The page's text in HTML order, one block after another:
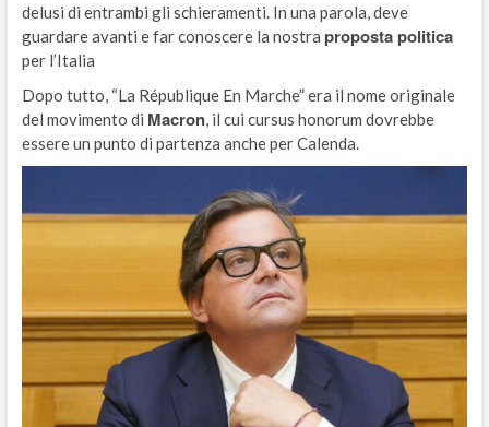
delusi di entrambi gli schieramenti. In una parola, deve
guardare avanti e far conoscere la nostra proposta politica
per l’Italia
Dopo tutto, “La République En Marche” era il nome originale
del movimento di Macron, il cui cursus honorum dovrebbe
essere un punto di partenza anche per Calenda.